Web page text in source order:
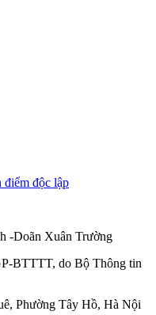
điểm độc lập
-Doãn Xuân Trường
BTTTT, do Bộ Thông tin
Phường Tây Hồ, Hà Nội